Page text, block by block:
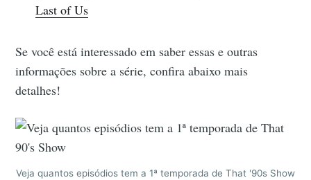
Last of Us
Se você está interessado em saber essas e outras
informações sobre a série, confira abaixo mais
detalhes!
Veja quantos episódios tem a 1ª temporada de That '90s Show